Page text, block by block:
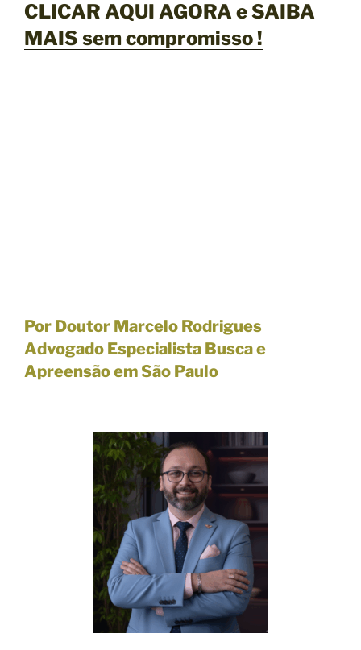
CLICAR AQUI AGORA e SAIBA
MAIS sem compromisso !
Por Doutor Marcelo Rodrigues
Advogado Especialista Busca e
Apreensão em São Paulo